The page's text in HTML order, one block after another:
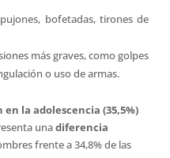
bofetadas, tirones de
más graves, como golpes
o uso de armas.
en la adolescencia (35,5%)
unadiferencia
frente a 34,8% de las